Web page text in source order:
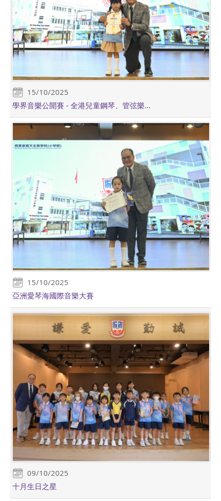
15/10/2025
學界音樂公開賽 - 全港兒童鋼琴、管弦樂...
15/10/2025
亞洲愛琴海國際音樂大賽
09/10/2025
十月生日之星